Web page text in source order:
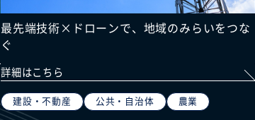
最先端技術×ドローンで、地域のみらいをつな
ぐ
詳細はこちら
建設・不動産 公共・自治体 農業